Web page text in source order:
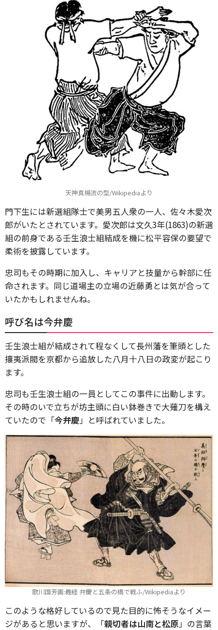
天神真楊流の型/Wikipediaより
門下生には新選組隊士で美男五人衆の一人、佐々木愛次
郎がいたとされています。愛次郎は文久3年(1863)の新選
組の前身である壬生浪士組結成を機に松平容保の要望で
柔術を披露しています。
忠司もその時期に加入し、キャリアと技量から幹部に任
命されます。同じ道場主の立場の近藤勇とは気が合って
いたかもしれませんね。
呼び名は今弁慶
壬生浪士組が結成されて程なくして長州藩を筆頭とした
攘夷派閥を京都から追放した八月十八日の政変が起こり
ます。
忠司も壬生浪士組の一員としてこの事件に出動します。
その時のいで立ちが坊主頭に白い鉢巻きで大薙刀を構え
ていたので「今弁慶」と呼ばれていました。
歌川国芳画:義経 弁慶と五条の橋で戦ふ/Wikipediaより
このような格好しているので見た目的に怖そうなイメー
ジがあると思いますが、「親切者は山南と松原」の言葉